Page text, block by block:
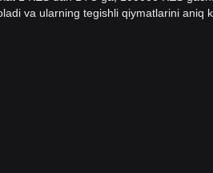
va ularning tegishli qiymatlarini aniq